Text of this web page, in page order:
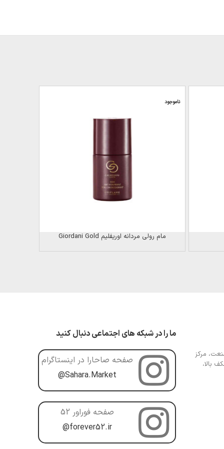
ناموجود
مام رولی مردانه اوریفلیم Giordani Gold
مرکز
بالا،
ما را در شبکه های اجتماعی دنبال کنید
صفحه صاحارا در اینستاگرام
@Sahara.Market
صفحه فوراور 52
@forever52.ir